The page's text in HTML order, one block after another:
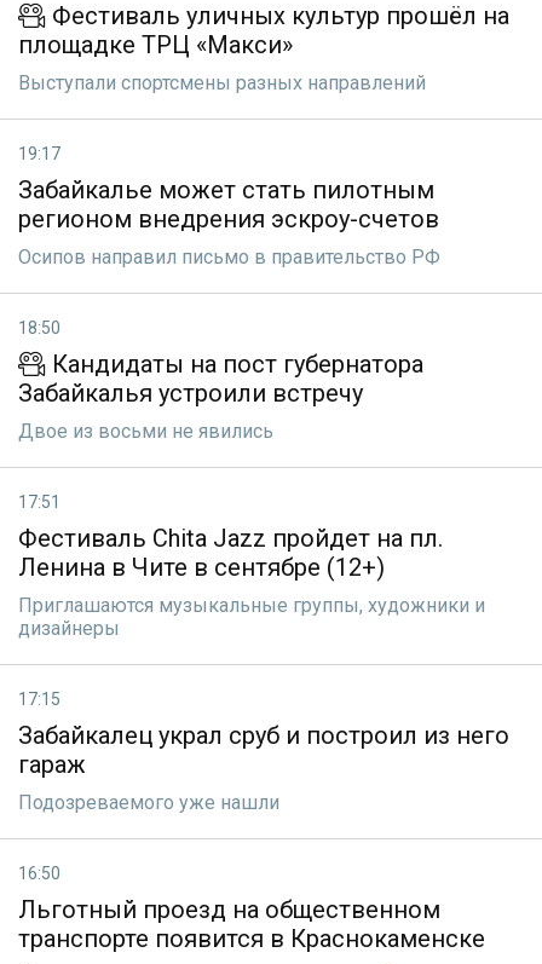
Фестиваль уличных культур прошёл на
площадке ТРЦ «Макси»
Выступали спортсмены разных направлений
19:17
Забайкалье может стать пилотным
регионом внедрения эскроу-счетов
Осипов направил письмо в правительство РФ
18:50
Кандидаты на пост губернатора
Забайкалья устроили встречу
Двое из восьми не явились
17:51
Фестиваль Chita Jazz пройдет на пл.
Ленина в Чите в сентябре (12+)
Приглашаются музыкальные группы, художники и
дизайнеры
17:15
Забайкалец украл сруб и построил из него
гараж
Подозреваемого уже нашли
16:50
Льготный проезд на общественном
транспорте появится в Краснокаменске